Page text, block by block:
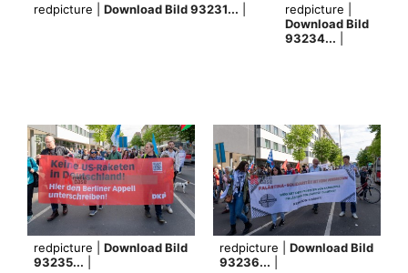
redpicture | Download Bild 93231...
redpicture |
Download Bild
93234...
redpicture | Download Bild
93235...
redpicture | Download Bild
93236...